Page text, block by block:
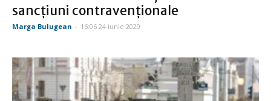
sancţiuni contravenţionale
Marga Bulugean - 16:06 24 iunie 2020